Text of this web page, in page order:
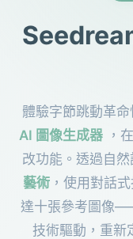
體驗字節跳動革命
AI 圖像生成器 ，
改功能。透過自
藝術，使用對話
達十張參考圖像
技術驅動，重新